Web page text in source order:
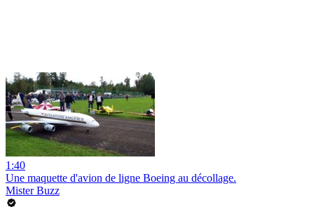
1:40
Une maquette d'avion de ligne Boeing au décollage.
Mister Buzz